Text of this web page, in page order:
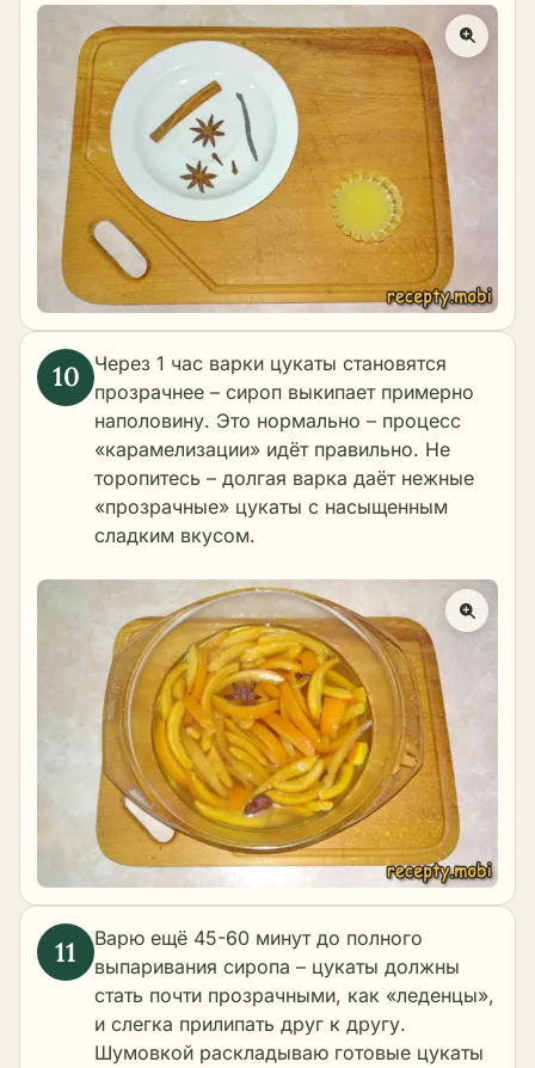
Через 1 час варки цукаты становятся
прозрачнее – сироп выкипает примерно
наполовину. Это нормально – процесс
«карамелизации» идёт правильно. Не
торопитесь – долгая варка даёт нежные
«прозрачные» цукаты с насыщенным
сладким вкусом.
Варю ещё 45-60 минут до полного
выпаривания сиропа – цукаты должны
стать почти прозрачными, как «леденцы»,
и слегка прилипать друг к другу.
Шумовкой раскладываю готовые цукаты